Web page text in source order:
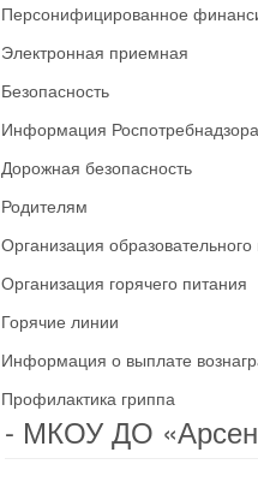
Персонифицированное
Электронная приемная
Безопасность
Информация Роспотребнадзора
Дорожная безопасность
Родителям
Организация
Организация горячего питания
Горячие линии
Информация о выплате
Профилактика гриппа
- МКОУ ДО